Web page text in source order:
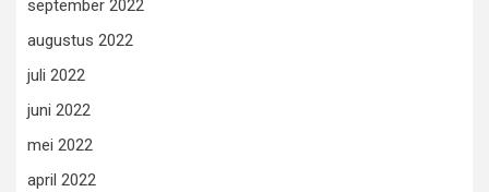
september 2022
augustus 2022
juli 2022
juni 2022
mei 2022
april 2022